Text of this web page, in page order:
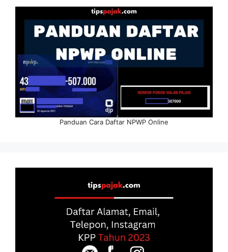
Panduan Cara Daftar NPWP Online